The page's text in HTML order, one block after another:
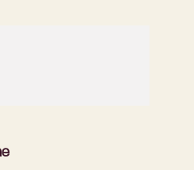
siger det og også gå
og høre deres tanker
handling.
Styrelsen for
Landbrugsstyrelsen